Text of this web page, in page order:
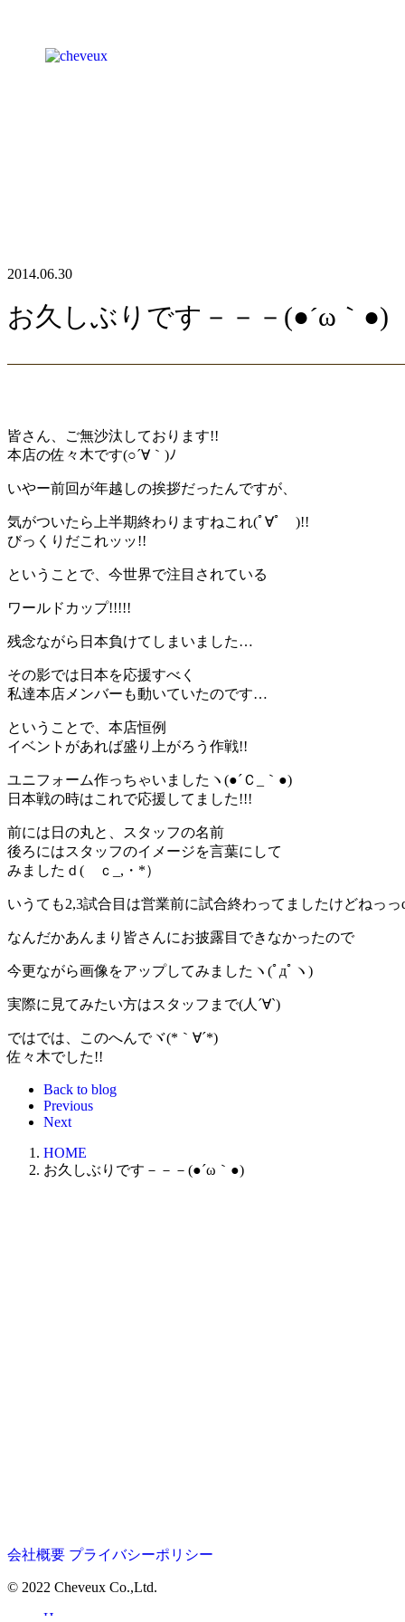
2014.06.30
お久しぶりです－－－(●´ω｀●)
皆さん、ご無沙汰しております!!
本店の佐々木です(○´∀｀)ﾉ
いやー前回が年越しの挨拶だったんですが、
気がついたら上半期終わりますねこれ(ﾟ∀ﾟ )!!
びっくりだこれッッ!!
ということで、今世界で注目されている
ワールドカップ!!!!!
残念ながら日本負けてしまいました…
その影では日本を応援すべく
私達本店メンバーも動いていたのです…
ということで、本店恒例
イベントがあれば盛り上がろう作戦!!
ユニフォーム作っちゃいましたヽ(●´Ｃ_｀●)ゞ
日本戦の時はこれで応援してました!!!
前には日の丸と、スタッフの名前
後ろにはスタッフのイメージを言葉にして
みましたｄ(ゝｃ_,・*）
いうても2,3試合目は営業前に試合終わってましたけどねっ
なんだかあんまり皆さんにお披露目できなかったので
今更ながら画像をアップしてみましたヽ(ﾟдﾟヽ)
実際に見てみたい方はスタッフまで(人´∀`)
ではでは、このへんでヾ(*｀∀´*)ゞ
佐々木でした!!
Back to blog
Previous
Next
HOME
お久しぶりです－－－(●´ω｀●)
会社概要 プライバシーポリシー
© 2022 Cheveux Co.,Ltd.
Home